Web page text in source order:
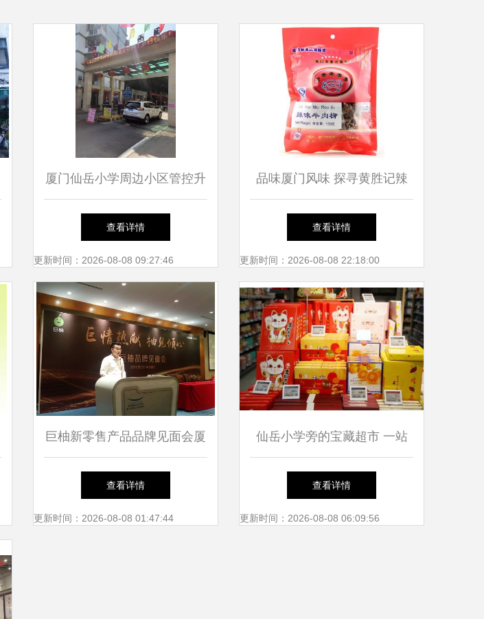
厦门仙岳小学周边小区管控升
级，租户与外来人员暂禁进入
引关注
查看详情
更新时间：2026-08-08 09:27:46
品味厦门风味 探寻黄胜记辣
味牛肉柳的魅力
查看详情
更新时间：2026-08-08 22:18:00
巨柚新零售产品品牌见面会厦
门举行，仙岳小学成创新焦点
查看详情
更新时间：2026-08-08 01:47:44
仙岳小学旁的宝藏超市 一站
式采年货，网红零食进口水果
承包厦门人的新年
查看详情
更新时间：2026-08-08 06:09:56